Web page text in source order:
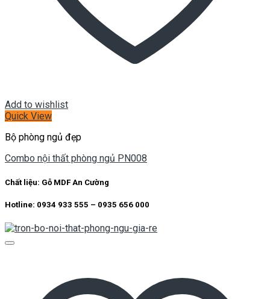
Add to wishlist
Quick View
Bộ phòng ngủ đẹp
Combo nội thất phòng ngủ PN008
Chất liệu: Gỗ MDF An Cường
Hotline: 0934 933 555 – 0935 656 000